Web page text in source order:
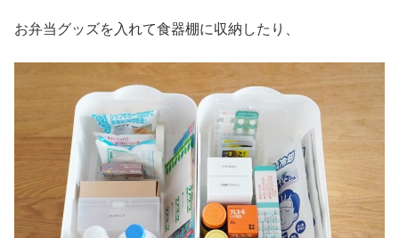
お弁当グッズを入れて食器棚に収納したり、